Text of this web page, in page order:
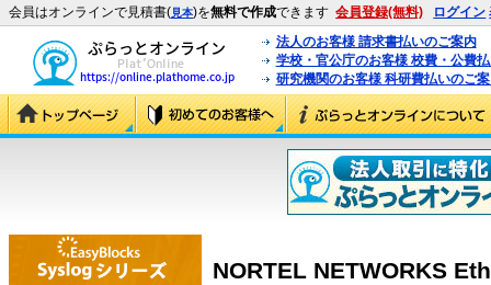
会員はオンラインで見積書(見本)を無料で作成できます 会員登録(無料) ログイン
法人のお客様 請求書払いのご案内
学校・官公庁のお客様 校費・公費
研究機関のお客様 科研費払いのご
NORTEL NETWORKS